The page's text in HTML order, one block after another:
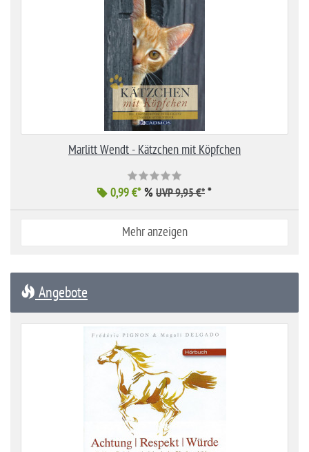
Marlitt Wendt - Kätzchen mit Köpfchen
0,99 €*% UVP 9,95 €* *
Mehr anzeigen
Angebote